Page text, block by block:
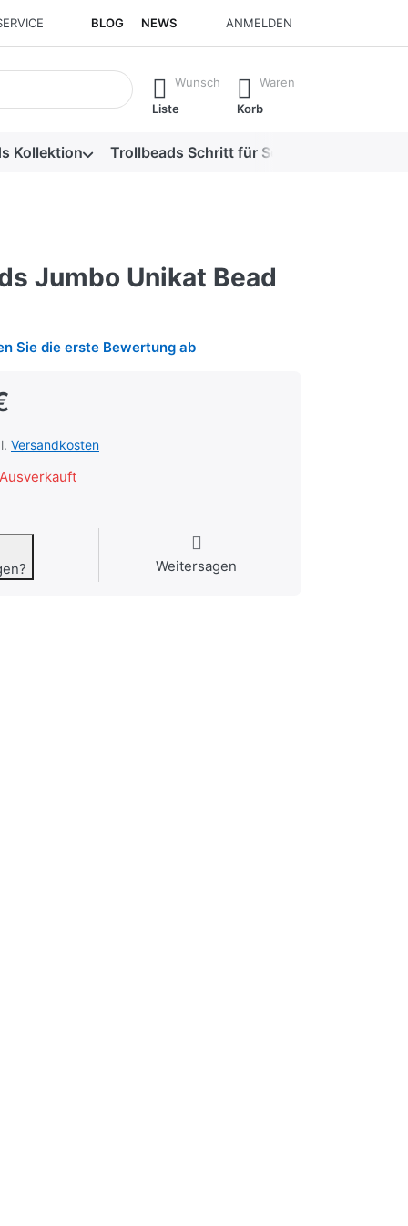
BLOG NEWS ANMELDEN
erste Ergebnisse. Drücken Sie die Eingabetaste, um alle
Wunsch
Liste
Waren
Korb
Kollektion Trollbeads Schritt für Schritt
Jumbo Unikat Bead
Sie die erste Bewertung ab
Versandkosten
Ausverkauft
Weitersagen